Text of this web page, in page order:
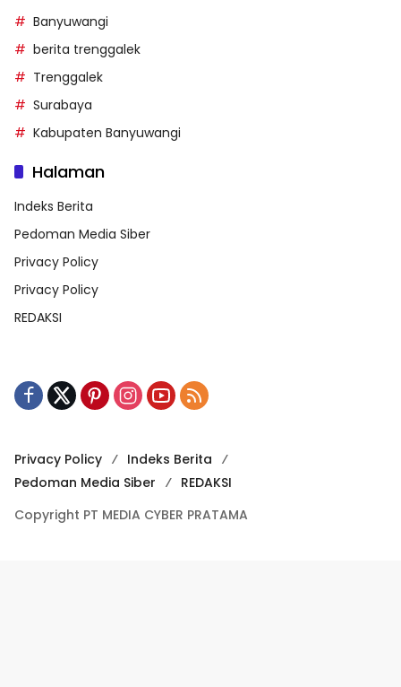
Banyuwangi
berita trenggalek
Trenggalek
Surabaya
Kabupaten Banyuwangi
Halaman
Indeks Berita
Pedoman Media Siber
Privacy Policy
Privacy Policy
REDAKSI
Privacy Policy
Indeks Berita
Pedoman Media Siber
REDAKSI
Copyright PT MEDIA CYBER PRATAMA